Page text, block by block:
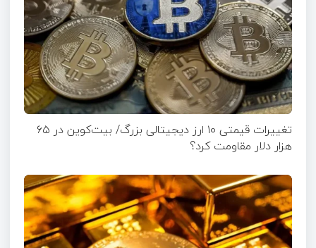
تغییرات قیمتی ۱۰ ارز دیجیتالی بزرگ/ بیت‌کوین در ۶۵
هزار دلار مقاومت کرد؟